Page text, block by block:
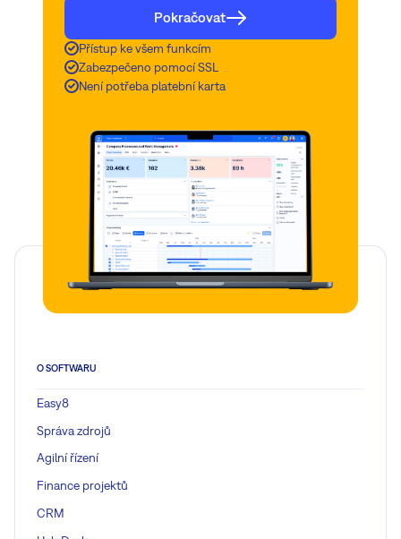
Pokračovat
Přístup ke všem funkcím
Zabezpečeno pomocí SSL
Není potřeba platební karta
O SOFTWARU
Easy8
Správa zdrojů
Agilní řízení
Finance projektů
CRM